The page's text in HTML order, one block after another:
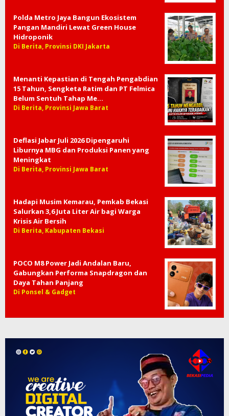
Polda Metro Jaya Bangun Ekosistem
Pangan Mandiri Lewat Green House
Hidroponik
Di Berita, Provinsi DKI Jakarta
Menanti Kepastian di Tengah Pengabdian
15 Tahun, Sengketa Ratim dan PT Felmica
Belum Sentuh Tahap Me…
Di Berita, Provinsi Jawa Barat
Deflasi Jabar Juli 2026 Dipengaruhi
Liburnya MBG dan Produksi Panen yang
Meningkat
Di Berita, Provinsi Jawa Barat
Hadapi Musim Kemarau, Pemkab Bekasi
Salurkan 3,6 Juta Liter Air bagi Warga
Krisis Air Bersih
Di Berita, Kabupaten Bekasi
POCO M8 Power Jadi Andalan Baru,
Gabungkan Performa Snapdragon dan
Daya Tahan Panjang
Di Ponsel & Gadget